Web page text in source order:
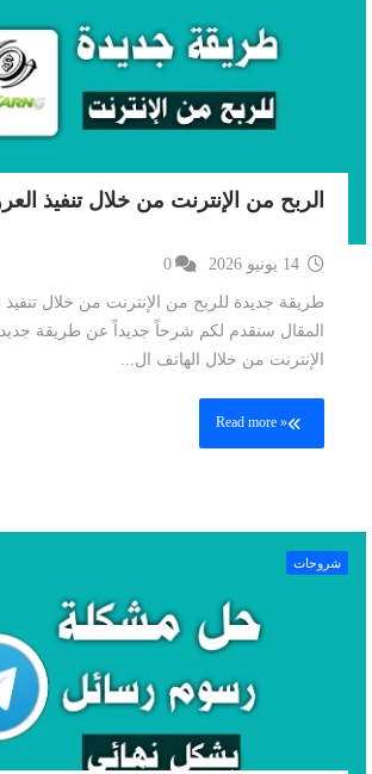
الربح من الإنترنت من خلال تنفيذ
0
طريقة جديدة للربح من الإنترنت من خلال تنفيذ
المقال سنقدم لكم شرحاً جديداً عن طريقة
الإنترنت من خلال الهاتف ال...
Read more »
شروحات